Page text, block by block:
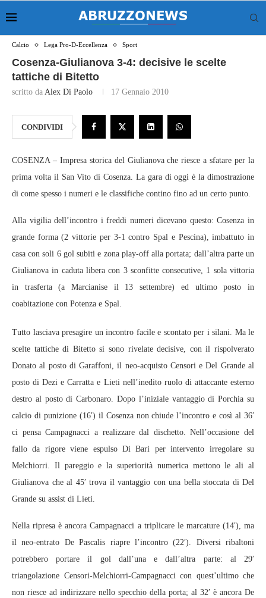
Calcio Lega Pro-D-Eccellenza Sport
Cosenza-Giulianova 3-4: decisive le scelte
tattiche di Bitetto
scritto da Alex Di Paolo 17 Gennaio 2010
CONDIVIDI
COSENZA – Impresa storica del Giulianova che riesce a sfatare per la
prima volta il San Vito di Cosenza. La gara di oggi è la dimostrazione
di come spesso i numeri e le classifiche contino fino ad un certo punto.
Alla vigilia dell’incontro i freddi numeri dicevano questo: Cosenza in
grande forma (2 vittorie per 3-1 contro Spal e Pescina), imbattuto in
casa con soli 6 gol subiti e zona play-off alla portata; dall’altra parte un
Giulianova in caduta libera con 3 sconfitte consecutive, 1 sola vittoria
in trasferta (a Marcianise il 13 settembre) ed ultimo posto in
coabitazione con Potenza e Spal.
Tutto lasciava presagire un incontro facile e scontato per i silani. Ma le
scelte tattiche di Bitetto si sono rivelate decisive, con il rispolverato
Donato al posto di Garaffoni, il neo-acquisto Censori e Del Grande al
posto di Dezi e Carratta e Lieti nell’inedito ruolo di attaccante esterno
destro al posto di Carbonaro. Dopo l’iniziale vantaggio di Porchia su
calcio di punizione (16′) il Cosenza non chiude l’incontro e così al 36′
ci pensa Campagnacci a realizzare dal dischetto. Nell’occasione del
fallo da rigore viene espulso Di Bari per intervento irregolare su
Melchiorri. Il pareggio e la superiorità numerica mettono le ali al
Giulianova che al 45′ trova il vantaggio con una bella stoccata di Del
Grande su assist di Lieti.
Nella ripresa è ancora Campagnacci a triplicare le marcature (14′), ma
il neo-entrato De Pascalis riapre l’incontro (22′). Diversi ribaltoni
potrebbero portare il gol dall’una e dall’altra parte: al 29′
triangolazione Censori-Melchiorri-Campagnacci con quest’ultimo che
non riesce ad indirizzare nello specchio della porta; al 32′ è ancora De